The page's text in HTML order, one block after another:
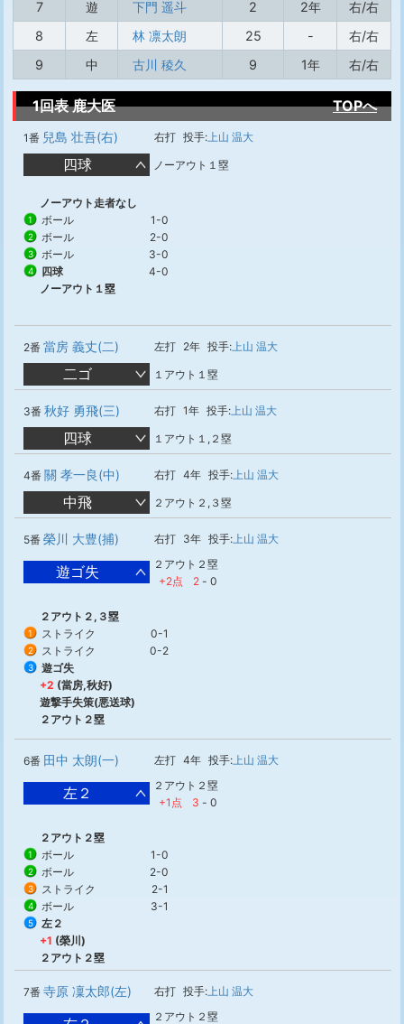
7
遊 下門 遥斗 2 2年
右/右
8
左 林 凛太朗 25 -
右/右
9
中 古川 稜久 9 1年 右/右
1回表 鹿大医 TOPへ
1番 兒島 壮吾(右) 右打 投手:上山 温大
四球 ノーアウト１塁
ノーアウト走者なし
1 ボール 1-0
2 ボール 2-0
3 ボール 3-0
4 四球
4-0
ノーアウト１塁
2番 當房 義丈(二) 左打 2年 投手:上山 温大
二ゴ １アウト１塁
3番 秋好 勇飛(三) 右打 1年 投手:上山 温大
四球 １アウト１,２塁
4番 關 孝一良(中) 右打 4年 投手:上山 温大
中飛 ２アウト２,３塁
5番 榮川 大豊(捕) 右打 3年 投手:上山 温大
遊ゴ失
２アウト２塁
+2点
2 - 0
２アウト２,３塁
1 ストライク 0-1
2 ストライク 0-2
3
遊ゴ失
+2 (當房,秋好)
遊撃手失策(悪送球)
２アウト２塁
6番 田中 太朗(一) 左打 4年 投手:上山 温大
左２
２アウト２塁
+1点
3 - 0
２アウト２塁
1 ボール 1-0
2 ボール 2-0
3 ストライク 2-1
4 ボール 3-1
5
左２
+1 (榮川)
２アウト２塁
7番 寺原 凜太郎(左) 右打 投手:上山 温大
２アウト２塁